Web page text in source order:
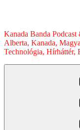
Kanada Banda
Alberta, Kanada,
Technológia, Hírháttér,